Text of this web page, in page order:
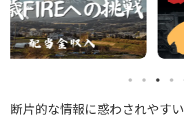
断片的な情報に惑わされやす